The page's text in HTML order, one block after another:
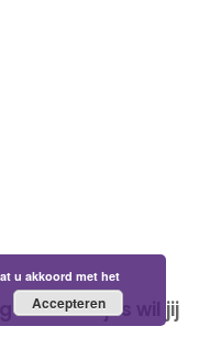
weekendjes wil jij
u akkoord met het
Accepteren